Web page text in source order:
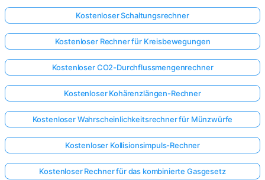
Kostenloser Schaltungsrechner
Kostenloser Rechner für Kreisbewegungen
Kostenloser CO2-Durchflussmengenrechner
Kostenloser Kohärenzlängen-Rechner
Kostenloser Wahrscheinlichkeitsrechner für Münzwürfe
Kostenloser Kollisionsimpuls-Rechner
Kostenloser Rechner für das kombinierte Gasgesetz